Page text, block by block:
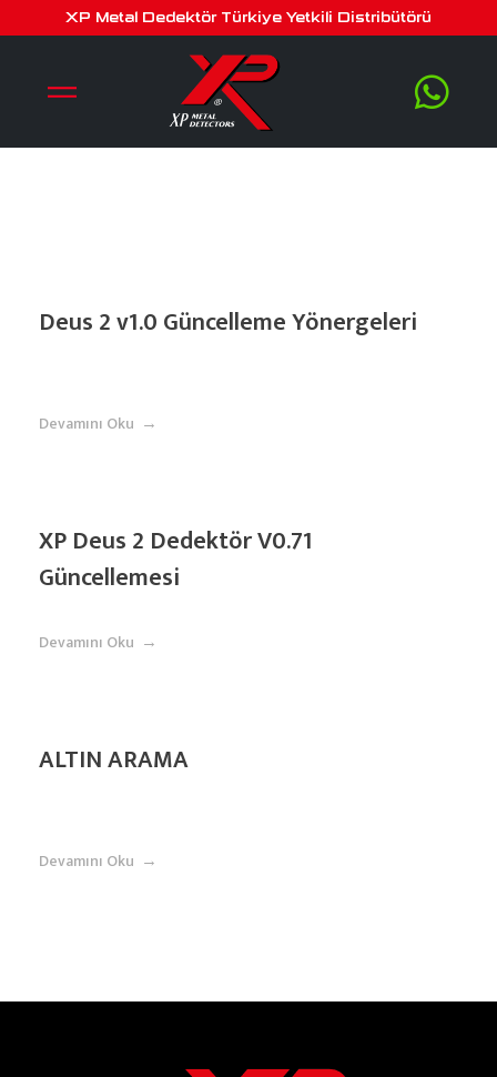
XP Metal Dedektör Türkiye Yetkili Distribütörü
Posts tagged: xp ile alakalı
Deus 2 v1.0 Güncelleme Yönergeleri
Devamını Oku
XP Deus 2 Dedektör V0.71
Güncellemesi
Devamını Oku
ALTIN ​​ARAMA
Devamını Oku